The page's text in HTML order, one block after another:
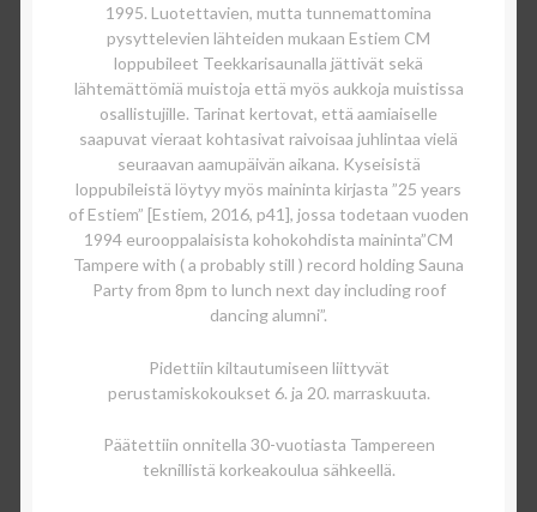
1995. Luotettavien, mutta tunnemattomina
pysyttelevien lähteiden mukaan Estiem CM
loppubileet Teekkarisaunalla jättivät sekä
lähtemättömiä muistoja että myös aukkoja muistissa
osallistujille. Tarinat kertovat, että aamiaiselle
saapuvat vieraat kohtasivat raivoisaa juhlintaa vielä
seuraavan aamupäivän aikana. Kyseisistä
loppubileistä löytyy myös maininta kirjasta ”25 years
of Estiem” [Estiem, 2016, p41], jossa todetaan vuoden
1994 eurooppalaisista kohokohdista maininta”CM
Tampere with ( a probably still ) record holding Sauna
Party from 8pm to lunch next day including roof
dancing alumni”.
Pidettiin kiltautumiseen liittyvät
perustamiskokoukset 6. ja 20. marraskuuta.
Päätettiin onnitella 30-vuotiasta Tampereen
teknillistä korkeakoulua sähkeellä.